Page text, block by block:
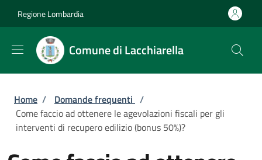
Regione Lombardia
Comune di Lacchiarella
Briciole di pane
Home / Domande frequenti /
Come faccio ad ottenere le agevolazioni fiscali per gli
interventi di recupero edilizio (bonus 50%)?